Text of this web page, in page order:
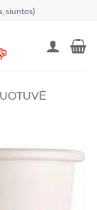
siuntos)